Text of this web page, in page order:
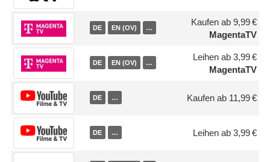
DE EN (OV) …
Kaufen ab 9,99 €
MagentaTV
DE EN (OV) …
Leihen ab 3,99 €
MagentaTV
DE … Kaufen ab 11,99 €
DE … Leihen ab 3,99 €